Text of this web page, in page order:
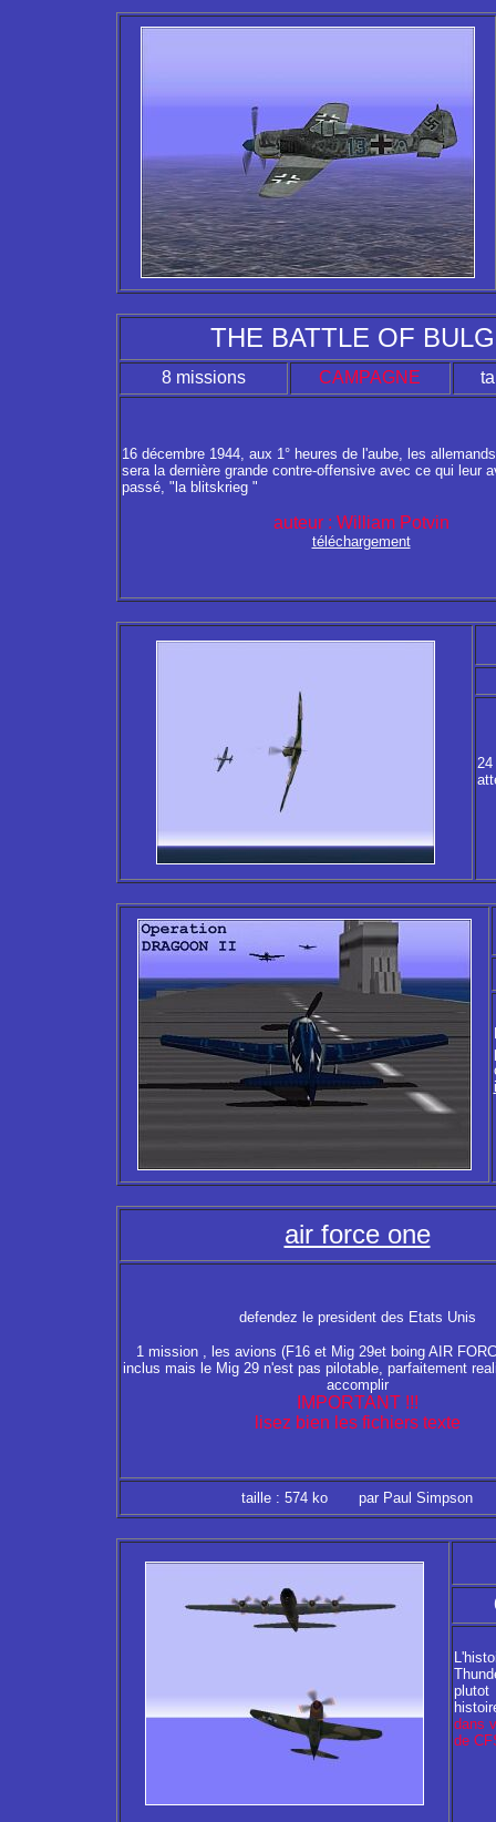
THE BATTLE OF
8 missions CAMPAGNE
16 décembre 1944, aux 1° heures de l'aube, les
sera la dernière grande contre-offensive avec ce qui leur
passé, "la blitskrieg "
auteur : William Potvin
téléchargement
24
air force one
defendez le president des Etats Unis
1 mission , les avions (F16 et Mig 29et boing AIR
inclus mais le Mig 29 n'est pas pilotable, parfaitement
accomplir
IMPORTANT !!!
lisez bien les fichiers texte
taille : 574 ko par Paul Simpson
dans
de